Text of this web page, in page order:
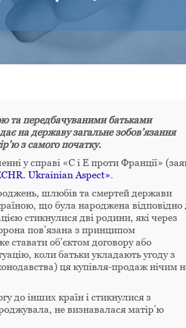
та передбачуваними батьками
на державу загальне зобов’язання
з самого початку.
у справі «С і Е проти Франції»
Ukrainian Aspect».
шлюбів та смертей держави
що була народжена відповідно
стикнулися дві родини, які через
пов’язана з принципом
ставати об’єктом договору або
коли батьки укладають угоду з
ця купівля-продаж нічим
до інших країн і стикнулися з
не визнавалася матір’ю